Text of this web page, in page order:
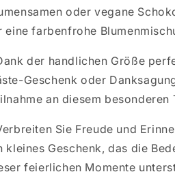
oder vegane
eine farbenfrohe
der handlichen Größe
Geschenk oder
an diesem besonderen
Sie Freude und
kleines Geschenk, das die
feierlichen Momente